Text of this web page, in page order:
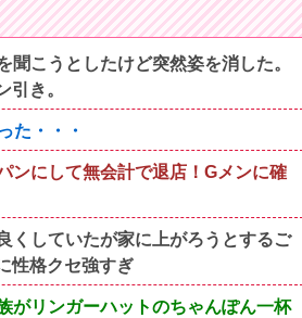
こうとしたけど突然姿を消した。
き。
た・・・
ンにして無会計で退店！Gメンに確
くしていたが家に上がろうとするご
性格クセ強すぎ
がリンガーハットのちゃんぽん一杯